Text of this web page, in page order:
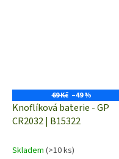
69 Kč –49 %
Knoflíková baterie - GP
CR2032 | B15322
Skladem (>10 ks)